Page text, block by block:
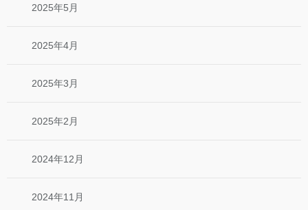
2025年5月
2025年4月
2025年3月
2025年2月
2024年12月
2024年11月